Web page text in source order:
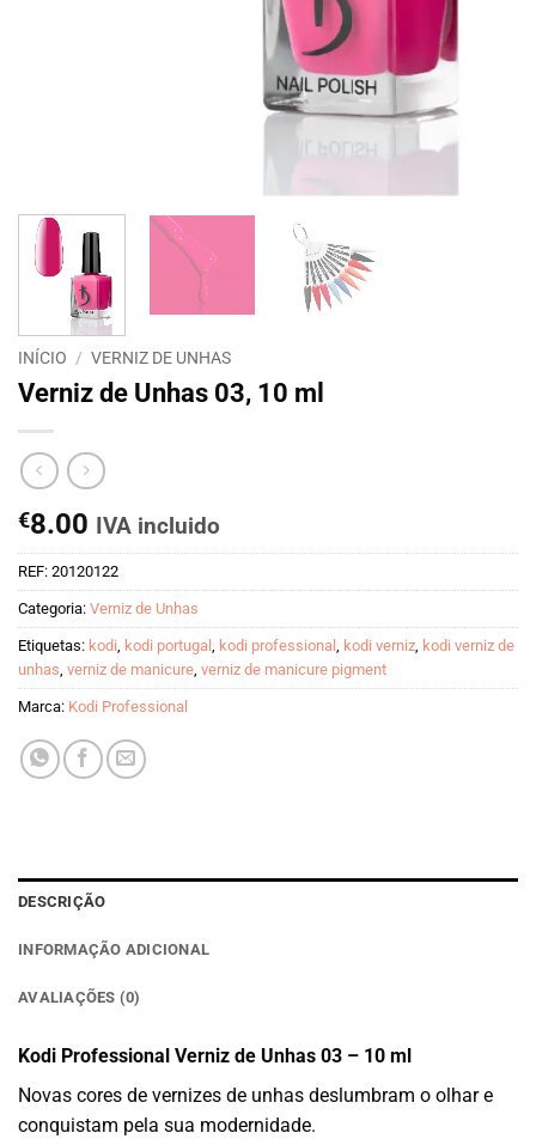
INÍCIO / VERNIZ DE UNHAS
Verniz de Unhas 03, 10 ml
€8.00 IVA incluido
REF: 20120122
Categoria: Verniz de Unhas
Etiquetas: kodi kodi portugal kodi professional kodi verniz kodi verniz de
unhas verniz de manicure verniz de manicure pigment
Marca: Kodi Professional
DESCRIÇÃO
INFORMAÇÃO ADICIONAL
AVALIAÇÕES (0)
Kodi Professional Verniz de Unhas 03 – 10 ml
Novas cores de vernizes de unhas deslumbram o olhar e
conquistam pela sua modernidade.